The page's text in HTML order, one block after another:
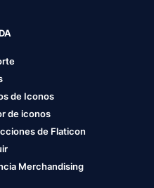
de Iconos
de iconos
de Flaticon
Merchandising